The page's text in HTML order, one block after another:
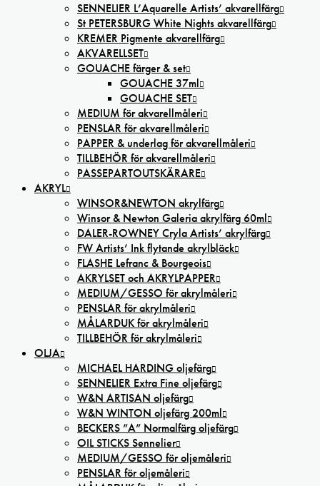
SENNELIER L’Aquarelle Artists’ akvarellfärg
St PETERSBURG White Nights akvarellfärg
KREMER Pigmente akvarellfärg
AKVARELLSET
GOUACHE färger & set
GOUACHE 37ml
GOUACHE SET
MEDIUM för akvarellmåleri
PENSLAR för akvarellmåleri
PAPPER & underlag för akvarellmåleri
TILLBEHÖR för akvarellmåleri
PASSEPARTOUTSKÄRARE
AKRYL
WINSOR&NEWTON akrylfärg
Winsor & Newton Galeria akrylfärg 60ml
DALER-ROWNEY Cryla Artists’ akrylfärg
FW Artists’ Ink flytande akrylbläck
FLASHE Lefranc & Bourgeois
AKRYLSET och AKRYLPAPPER
MEDIUM/GESSO för akrylmåleri
PENSLAR för akrylmåleri
MÅLARDUK för akrylmåleri
TILLBEHÖR för akrylmåleri
OLJA
MICHAEL HARDING oljefärg
SENNELIER Extra Fine oljefärg
W&N ARTISAN oljefärg
W&N WINTON oljefärg 200ml
BECKERS ”A” Normalfärg oljefärg
OIL STICKS Sennelier
MEDIUM/GESSO för oljemåleri
PENSLAR för oljemåleri